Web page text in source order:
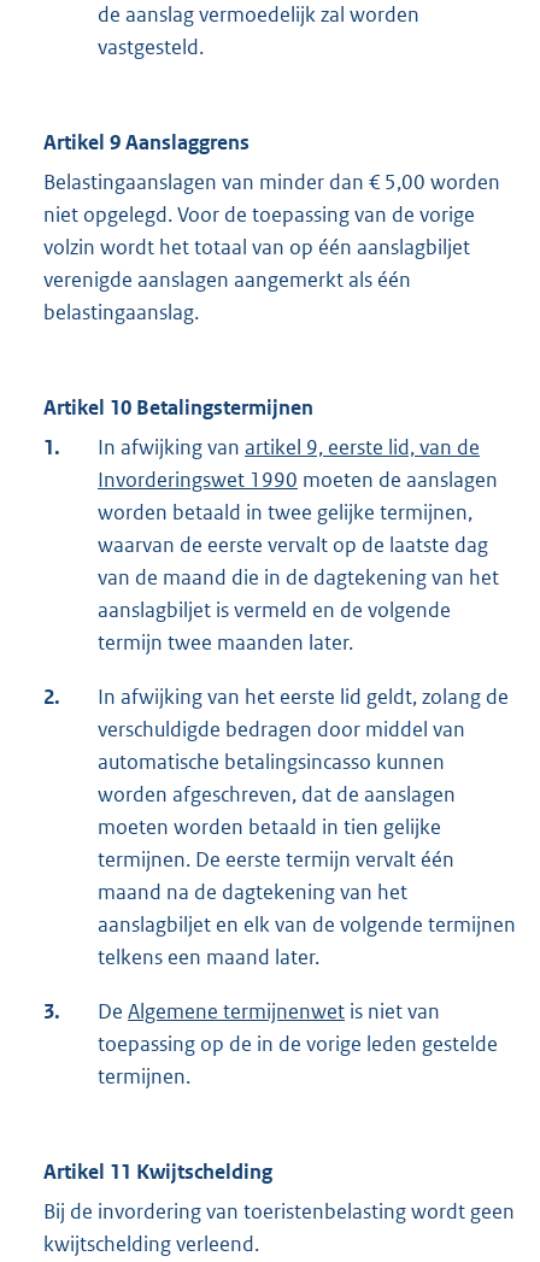
de aanslag vermoedelijk zal worden
vastgesteld.
Artikel 9 Aanslaggrens
Belastingaanslagen van minder dan € 5,00 worden
niet opgelegd. Voor de toepassing van de vorige
volzin wordt het totaal van op één aanslagbiljet
verenigde aanslagen aangemerkt als één
belastingaanslag.
Artikel 10 Betalingstermijnen
1.
In afwijking van artikel 9, eerste lid, van de
Invorderingswet 1990 moeten de aanslagen
worden betaald in twee gelijke termijnen,
waarvan de eerste vervalt op de laatste dag
van de maand die in de dagtekening van het
aanslagbiljet is vermeld en de volgende
termijn twee maanden later.
2.
In afwijking van het eerste lid geldt, zolang de
verschuldigde bedragen door middel van
automatische betalingsincasso kunnen
worden afgeschreven, dat de aanslagen
moeten worden betaald in tien gelijke
termijnen. De eerste termijn vervalt één
maand na de dagtekening van het
aanslagbiljet en elk van de volgende termijnen
telkens een maand later.
3. De Algemene termijnenwet is niet van
toepassing op de in de vorige leden gestelde
termijnen.
Artikel 11 Kwijtschelding
Bij de invordering van toeristenbelasting wordt geen
kwijtschelding verleend.